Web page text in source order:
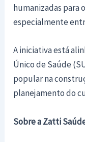
humanizadas para
especialmente
A iniciativa está
Único de Saúde
popular na
planejamento do
Sobre a Zatti